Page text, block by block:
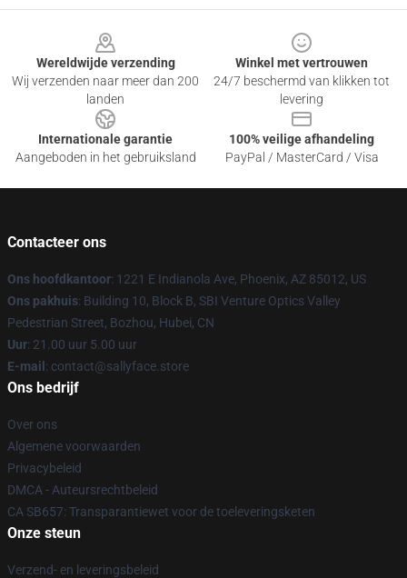
Wereldwijde verzending
Wij verzenden naar meer dan 200
landen
Winkel met vertrouwen
24/7 beschermd van klikken tot
levering
Internationale garantie
Aangeboden in het gebruiksland
100% veilige afhandeling
PayPal / MasterCard / Visa
Contacteer ons
Ons hoofdkantoor: 1221 E Indianola Ave, Phoenix, AZ 85012, US
Ons pakhuis: Building 10, Block B, SBI Venture Optics Valley
Pedestrian Street, Bozhou, Hubei, CN
Uur: 21.00 uur 5.00 uur
E-mail : contact@sallyface.store
Ons bedrijf
Over ons
Algemene voorwaarden
Privacybeleid
DMCA - Auteursrechtbeleid
CA SB657: Transparantiewet voor de toeleveringsketen
Onze steun
Verzend- en leveringsbeleid